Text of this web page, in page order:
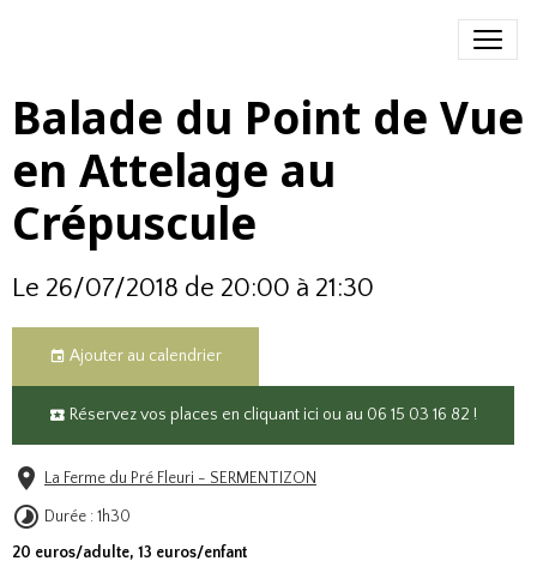
Balade du Point de Vue
en Attelage au
Crépuscule
Le 26/07/2018 de 20:00 à 21:30
Ajouter au calendrier
Réservez vos places en cliquant ici ou au 06 15 03 16 82 !
La Ferme du Pré Fleuri - SERMENTIZON
Durée : 1h30
20 euros/adulte, 13 euros/enfant